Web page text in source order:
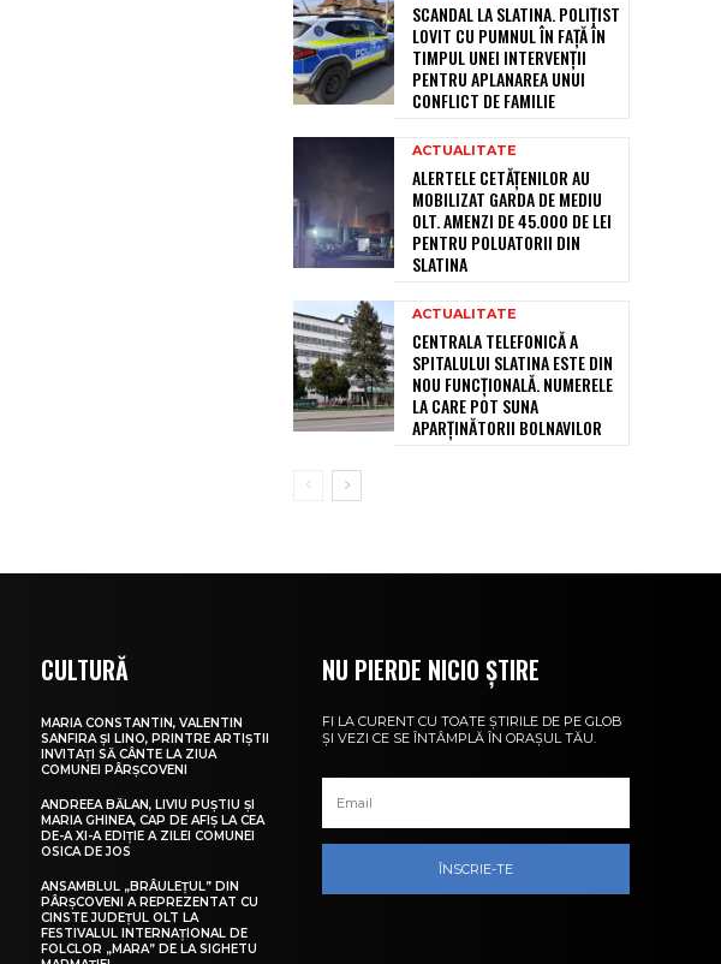
SCANDAL LA SLATINA. POLIȚIST
LOVIT CU PUMNUL ÎN FAȚĂ ÎN
TIMPUL UNEI INTERVENȚII
PENTRU APLANAREA UNUI
CONFLICT DE FAMILIE
ACTUALITATE
ALERTELE CETĂȚENILOR AU
MOBILIZAT GARDA DE MEDIU
OLT. AMENZI DE 45.000 DE LEI
PENTRU POLUATORII DIN
SLATINA
ACTUALITATE
CENTRALA TELEFONICĂ A
SPITALULUI SLATINA ESTE DIN
NOU FUNCȚIONALĂ. NUMERELE
LA CARE POT SUNA
APARȚINĂTORII BOLNAVILOR
CULTURĂ
MARIA CONSTANTIN, VALENTIN
SANFIRA ȘI LINO, PRINTRE ARTIȘTII
INVITAȚI SĂ CÂNTE LA ZIUA
COMUNEI PÂRȘCOVENI
ANDREEA BĂLAN, LIVIU PUȘTIU ȘI
MARIA GHINEA, CAP DE AFIȘ LA CEA
DE-A XI-A EDIȚIE A ZILEI COMUNEI
OSICA DE JOS
ANSAMBLUL „BRÂULEȚUL” DIN
PÂRȘCOVENI A REPREZENTAT CU
CINSTE JUDEȚUL OLT LA
FESTIVALUL INTERNAȚIONAL DE
FOLCLOR „MARA” DE LA SIGHETU
NU PIERDE NICIO ȘTIRE
FI LA CURENT CU TOATE ȘTIRILE DE PE GLOB
ȘI VEZI CE SE ÎNTÂMPLĂ ÎN ORAȘUL TĂU.
ÎNSCRIE-TE